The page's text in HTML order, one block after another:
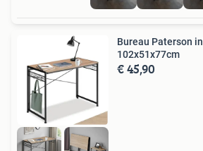
Bureau Paterson
102x51x77cm
€ 45,90